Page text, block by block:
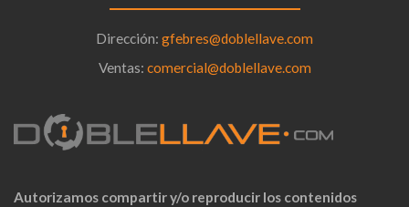
Dirección: gfebres@doblellave.com
Ventas: comercial@doblellave.com
Autorizamos compartir y/o reproducir los contenidos